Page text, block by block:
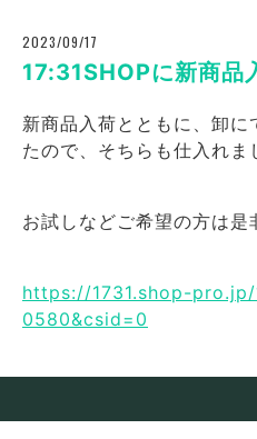
2023/09/17
17:31SHOPに新商品
新商品入荷とともに、卸
たので、そちらも仕入れま
お試しなどご希望の方は是
https://1731.shop-
0580&csid=0